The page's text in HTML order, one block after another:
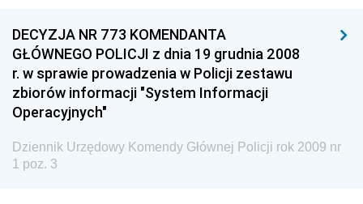
2007
2005
2004
2003
DECYZJA NR 773 KOMENDANTA
GŁÓWNEGO POLICJI z dnia 19 grudnia 2008
r. w sprawie prowadzenia w Policji zestawu
zbiorów informacji "System Informacji
Operacyjnych"
Dziennik Urzędowy Komendy Głównej Policji rok 2009 nr
1 poz. 3